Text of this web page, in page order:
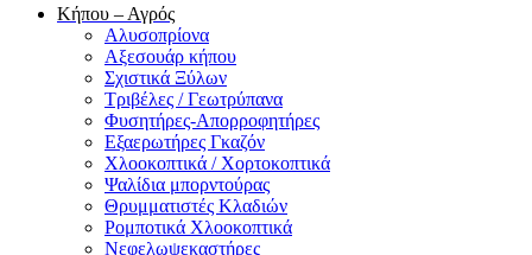
Κήπου – Αγρός
Αλυσοπρίονα
Αξεσουάρ κήπου
Σχιστικά Ξύλων
Τριβέλες / Γεωτρύπανα
Φυσητήρες-Απορροφητήρες
Εξαερωτήρες Γκαζόν
Χλοοκοπτικά / Χορτοκοπτικά
Ψαλίδια μπορντούρας
Θρυμματιστές Κλαδιών
Ρομποτικά Χλοοκοπτικά
Νεφελωψεκαστήρες